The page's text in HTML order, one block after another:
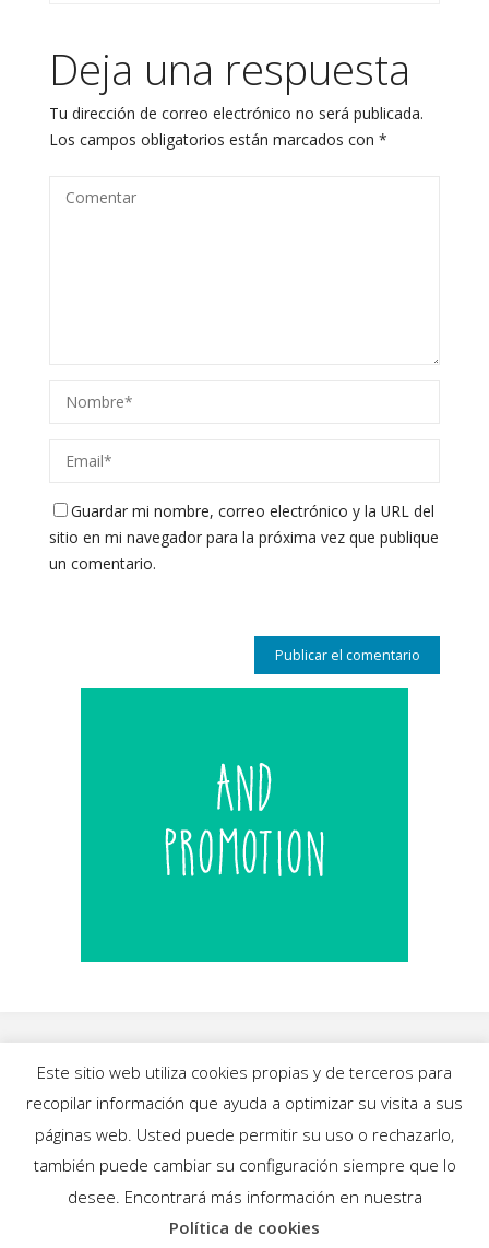
Deja una respuesta
Tu dirección de correo electrónico no será publicada.
Los campos obligatorios están marcados con *
Guardar mi nombre, correo electrónico y la URL del
sitio en mi navegador para la próxima vez que publique
un comentario.
GALERÍAS
QUIÉNES SOMOS
Este sitio web utiliza cookies propias y de terceros para
recopilar información que ayuda a optimizar su visita a sus
páginas web. Usted puede permitir su uso o rechazarlo,
también puede cambiar su configuración siempre que lo
desee. Encontrará más información en nuestra
Política de cookies